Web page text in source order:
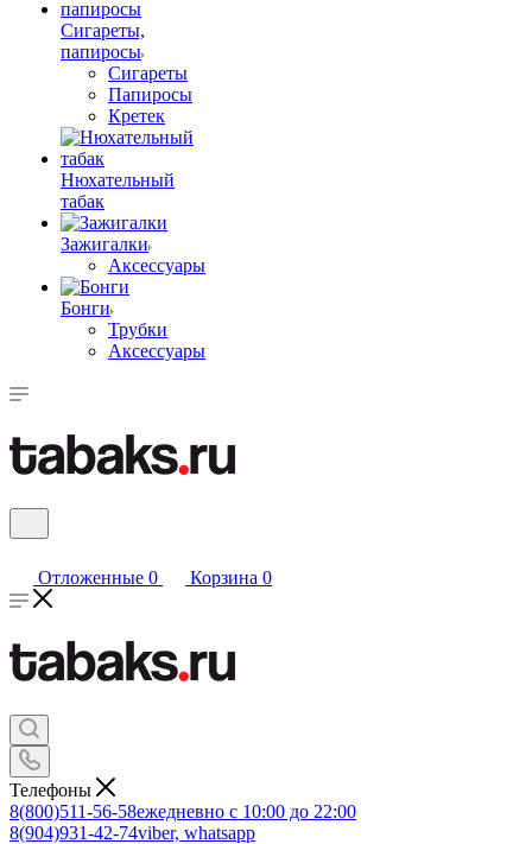
Сигареты,
папиросы
Сигареты
Папиросы
Кретек
Нюхательный
табак
Зажигалки
Аксессуары
Бонги
Трубки
Аксессуары
Отложенные 0 Корзина 0
Телефоны
8(800)511-56-58ежедневно с 10:00 до 22:00
8(904)931-42-74viber, whatsapp